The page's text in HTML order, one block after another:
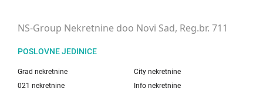
NS-Group Nekretnine doo Novi Sad, Reg.br. 711
POSLOVNE JEDINICE
Grad nekretnine
City nekretnine
021 nekretnine
Info nekretnine